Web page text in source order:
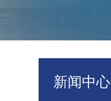
新闻中心